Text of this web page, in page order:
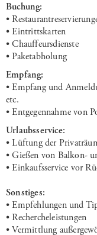
Buchung:
•
• Eintrittskarten
• Chauffeursdienste
• Paketabholung
Empfang:
• Empfang und
etc.
• Entgegennahme von
Urlaubsservice:
• Lüftung der
• Gießen von Balkon-
• Einkaufsservice vor
Sonstiges:
• Empfehlungen und
• Rechercheleistungen
• Vermittlung